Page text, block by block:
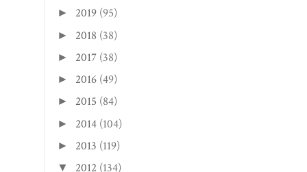
► 2019 (95)
► 2018 (38)
► 2017 (38)
► 2016 (49)
► 2015 (84)
► 2014 (104)
► 2013 (119)
▼ 2012 (134)